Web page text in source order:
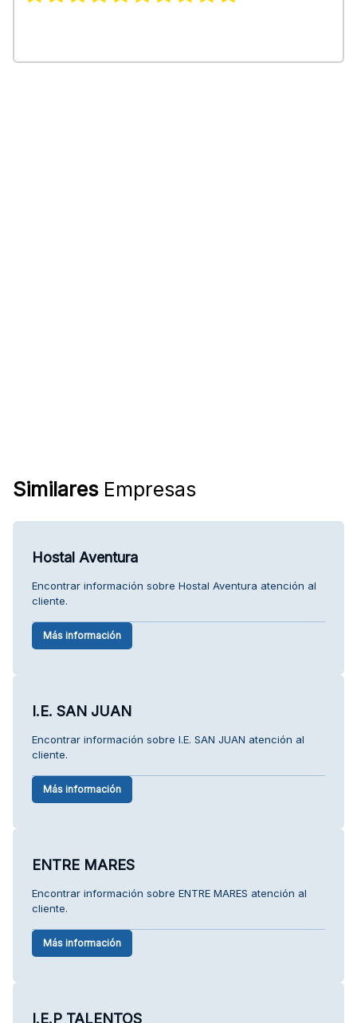
SimilaresEmpresas
Hostal Aventura
Encontrar información sobre Hostal Aventura atención al
cliente.
Más información
I.E. SAN JUAN
Encontrar información sobre I.E. SAN JUAN atención al
cliente.
Más información
ENTRE MARES
Encontrar información sobre ENTRE MARES atención al
cliente.
Más información
I.E.P TALENTOS